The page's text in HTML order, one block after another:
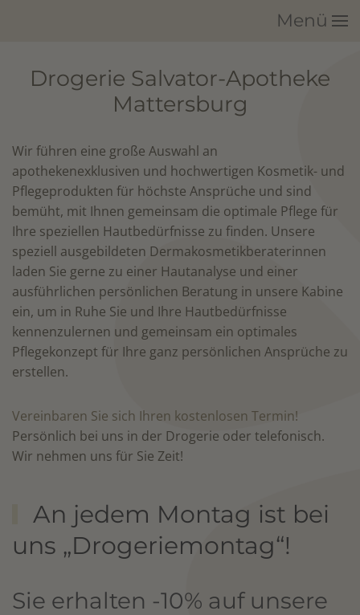
Menü
Drogerie Salvator-Apotheke
Mattersburg
Wir führen eine große Auswahl an
apothekenexklusiven und hochwertigen Kosmetik- und
Pflegeprodukten für höchste Ansprüche und sind
bemüht, mit Ihnen gemeinsam die optimale Pflege für
Ihre speziellen Hautbedürfnisse zu finden. Unsere
speziell ausgebildeten Dermakosmetikberaterinnen
laden Sie gerne zu einer Hautanalyse und einer
ausführlichen persönlichen Beratung in unsere Kabine
ein, um in Ruhe Sie und Ihre Hautbedürfnisse
kennenzulernen und gemeinsam ein optimales
Pflegekonzept für Ihre ganz persönlichen Ansprüche zu
erstellen.
Vereinbaren Sie sich Ihren kostenlosen Termin!
Persönlich bei uns in der Drogerie oder telefonisch.
Wir nehmen uns für Sie Zeit!
An jedem Montag ist bei
uns „Drogeriemontag“!
Sie erhalten -10% auf unsere